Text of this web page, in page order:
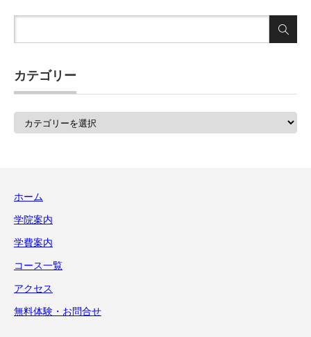
カテゴリー
ホーム
学院案内
学費案内
コース一覧
アクセス
無料体験・お問合せ